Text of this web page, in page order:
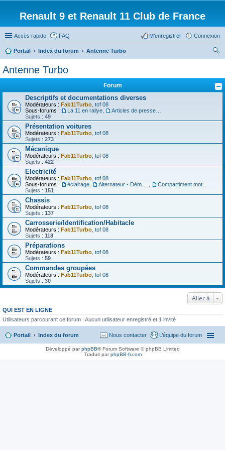
Renault 9 et Renault 11 Club de France
Accès rapide FAQ Connexion
M’enregistrer
Portail Index du forum
Antenne Turbo
ch
Antenne Turbo
Forum
Descriptifs et documentations diverses
Modérateurs : Fab11Turbo tof 08
Sous-forums :
La 11 en rallye
Sujets : 49
Présentation voitures
Modérateurs : Fab11Turbo tof 08
Sujets : 273
Mécanique
Modérateurs : Fab11Turbo tof 08
Sujets : 422
Electricité
Modérateurs : Fab11Turbo tof 08
Sous-forums :
éclairage
Sujets : 151
Chassis
Modérateurs : Fab11Turbo tof 08
Sujets : 137
Carrosserie/Identification/Habitacle
Modérateurs : Fab11Turbo tof 08
Sujets : 118
Préparations
Modérateurs : Fab11Turbo tof 08
Sujets : 59
Commandes groupées
Modérateurs : Fab11Turbo tof 08
Sujets : 30
Aller à
QUI EST EN LIGNE
Utilisateurs parcourant ce forum : Aucun utilisateur enregistré et 1 invité
Portail Index du forum L’équipe du forum
Nous contacter
Développé parphpBB® Forum Software © phpBB Limited
Traduit parphpBB-fr.com